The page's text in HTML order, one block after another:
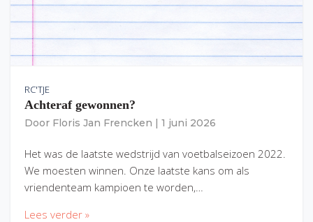
RC'TJE
Achteraf gewonnen?
Door Floris Jan Frencken 1 juni 2026
Het was de laatste wedstrijd van voetbalseizoen 2022.
We moesten winnen. Onze laatste kans om als
vriendenteam kampioen te worden,…
Lees verder »